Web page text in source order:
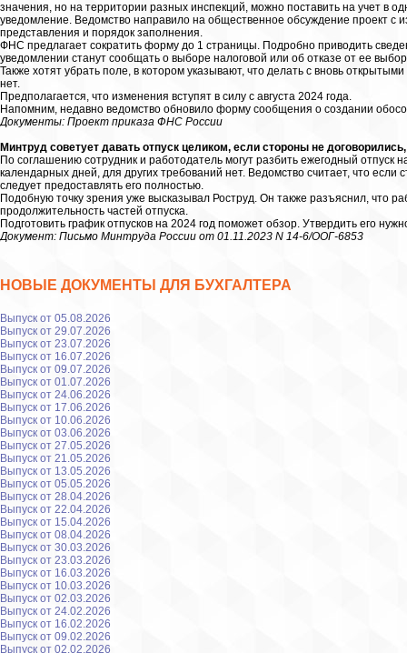
значения, но на территории разных инспекций, можно поставить на учет в
уведомление. Ведомство направило на общественное обсуждение проект с
представления и порядок заполнения.
ФНС предлагает сократить форму до 1 страницы. Подробно приводить
уведомлении станут сообщать о выборе налоговой или об отказе от ее
Также хотят убрать поле, в котором указывают, что делать с вновь
нет.
Предполагается, что изменения вступят в силу с августа 2024 года.
Напомним, недавно ведомство обновило форму сообщения о создании
Документы: Проект приказа ФНС России
Минтруд советует давать отпуск целиком, если стороны не договорились,
По соглашению сотрудник и работодатель могут разбить ежегодный
календарных дней, для других требований нет. Ведомство считает, что если
следует предоставлять его полностью.
Подобную точку зрения уже высказывал Роструд. Он также разъяснил, что
продолжительность частей отпуска.
Подготовить график отпусков на 2024 год поможет обзор. Утвердить его
Документ: Письмо Минтруда России от 01.11.2023 N 14-6/ООГ-6853
НОВЫЕ ДОКУМЕНТЫ ДЛЯ БУХГАЛТЕРА
Выпуск от 05.08.2026
Выпуск от 29.07.2026
Выпуск от 23.07.2026
Выпуск от 16.07.2026
Выпуск от 09.07.2026
Выпуск от 01.07.2026
Выпуск от 24.06.2026
Выпуск от 17.06.2026
Выпуск от 10.06.2026
Выпуск от 03.06.2026
Выпуск от 27.05.2026
Выпуск от 21.05.2026
Выпуск от 13.05.2026
Выпуск от 05.05.2026
Выпуск от 28.04.2026
Выпуск от 22.04.2026
Выпуск от 15.04.2026
Выпуск от 08.04.2026
Выпуск от 30.03.2026
Выпуск от 23.03.2026
Выпуск от 16.03.2026
Выпуск от 10.03.2026
Выпуск от 02.03.2026
Выпуск от 24.02.2026
Выпуск от 16.02.2026
Выпуск от 09.02.2026
Выпуск от 02.02.2026